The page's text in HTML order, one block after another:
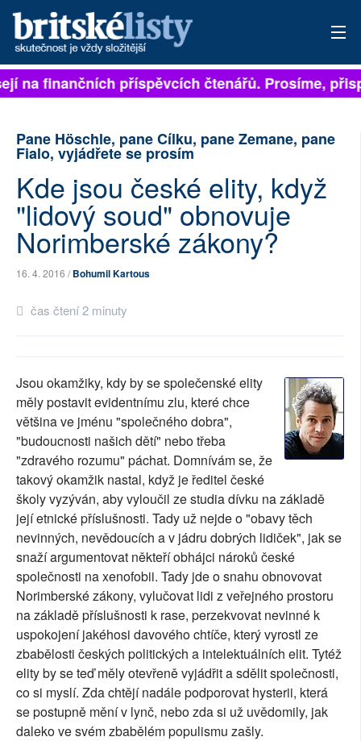
PŘIHLÁSIT
ARCHIV
ROZHOVORY
TÉMATA
NEJČTENĚJŠÍ ZA 7 DNÍ
AUTOŘI
SOCIÁLNÍ SÍTĚ
RUBRIKY
PLNÁ VERZE STRÁNEK
na finančních příspěvcích čtenářů. Prosíme,
Pane Höschle, pane Cílku, pane Zemane, pane
Fialo, vyjádřete se prosím
Kde jsou české elity, když
"lidový soud" obnovuje
Norimberské zákony?
16. 4. 2016 /Bohumil Kartous
čas čtení 2 minuty
Jsou okamžiky, kdy by se společenské elity
měly postavit evidentnímu zlu, které chce
většina ve jménu "společného dobra",
"budoucnosti našich dětí" nebo třeba
"zdravého rozumu" páchat. Domnívám se, že
takový okamžik nastal, když je ředitel české
školy vyzýván, aby vyloučil ze studia dívku na základě
její etnické příslušnosti. Tady už nejde o "obavy těch
nevinných, nevědoucích a v jádru dobrých lidiček", jak se
snaží argumentovat někteří obhájci nároků české
společnosti na xenofobii. Tady jde o snahu obnovovat
Norimberské zákony, vylučovat lidi z veřejného prostoru
na základě příslušnosti k rase, perzekvovat nevinné k
uspokojení jakéhosi davového chtíče, který vyrostl ze
zbabělosti českých politických a intelektuálních elit. Tytéž
elity by se teď měly otevřeně vyjádřit a sdělit společnosti,
co si myslí. Zda chtějí nadále podporovat hysterii, která
se postupně mění v lynč, nebo zda si už uvědomily, jak
daleko ve svém zbabělém populismu zašly.